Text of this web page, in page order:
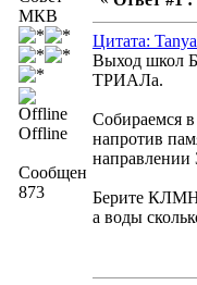
МКВ
Offline
Сообщений:
873
Цитата:
Выход школ
ТРИАЛа.
Собираемся
напротив
направлении
Берите КЛМН
а воды